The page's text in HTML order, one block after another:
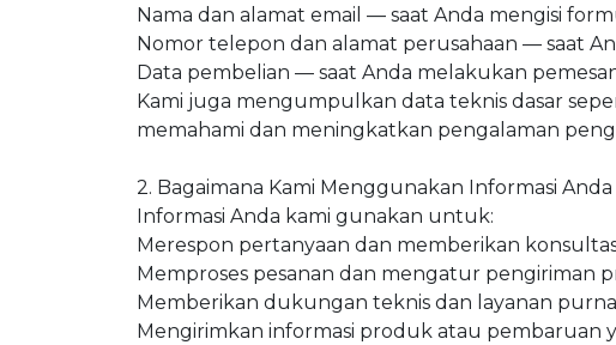
Nama dan alamat email — saat Anda mengisi
Nomor telepon dan alamat perusahaan — saat
Data pembelian — saat Anda melakukan
Kami juga mengumpulkan data teknis dasar
memahami dan meningkatkan pengalaman
2. Bagaimana Kami Menggunakan Informasi Anda
Informasi Anda kami gunakan untuk:
Merespon pertanyaan dan memberikan
Memproses pesanan dan mengatur pengiriman
Memberikan dukungan teknis dan layanan purna
Mengirimkan informasi produk atau pembaruan